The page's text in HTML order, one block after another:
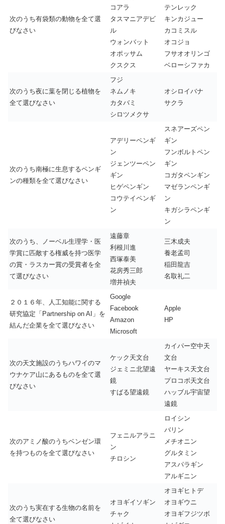
次のうち有袋類の動物を全て選
びなさい
コアラ
タスマニアデビ
ル
ウォンバット
オポッサム
クスクス
テンレック
キンカジュー
カコミスル
オコジョ
フサオオリンゴ
ベローシファカ
次のうち夜に葉を閉じる植物を
全て選びなさい
フジ
ネムノキ
カタバミ
シロツメクサ
オシロイバナ
サクラ
次のうち南極に生息するペンギ
ンの種類を全て選びなさい
アデリーペンギ
ン
ジェンツーペン
ギン
ヒゲペンギン
コウテイペンギ
ン
スネアーズペン
ギン
フンボルトペン
ギン
コガタペンギン
マゼランペンギ
ン
キガシラペンギ
ン
次のうち、ノーベル生理学・医
学賞に匹敵する権威を持つ医学
の賞・ラスカー賞の受賞者を全
て選びなさい
遠藤章
利根川進
西塚泰美
花房秀三郎
増井禎夫
三木成夫
養老孟司
稲田龍吉
名取礼二
２０１６年、人工知能に関する
研究協定「Partnership on AI」を
結んだ企業を全て選びなさい
Google
Facebook
Amazon
Microsoft
Apple
HP
次の天文施設のうちハワイのマ
ウナケア山にあるものを全て選
びなさい
ケック天文台
ジェミニ北望遠
鏡
すばる望遠鏡
カイパー空中天
文台
ヤーキス天文台
プロコボ天文台
ハッブル宇宙望
遠鏡
次のアミノ酸のうちベンゼン環
を持つものを全て選びなさい
フェニルアラニ
ン
チロシン
ロイシン
バリン
メチオニン
グルタミン
アスパラギン
アルギニン
次のうち実在する生物の名前を
全て選びなさい
オヨギイソギン
チャク
オヨギヒトデ
オヨギウニ
オヨギフジツボ